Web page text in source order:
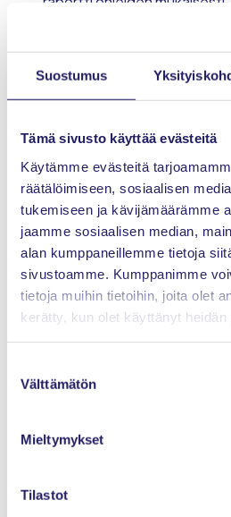
Suostumus
Tämä sivusto käyttää evästeitä
Käytämme evästeitä
räätälöimiseen, sosiaalisen
tukemiseen ja kävijämäärämme
jaamme sosiaalisen median,
alan kumppaneillemme tietoja
sivustoamme. Kumppanimme
tietoja muihin tietoihin, joita olet
kerätty, kun olet käyttänyt heidän
valinta
Välttämätön
Mieltymykset
Tilastot
raporttisi on hyväksytty,
kokeeseen ja
referenssitoimeksiantosi
alkuperäisiä asiakirjoja.
mahdollista uusia kerran.
Lopullinen arviointi –
tehdään lopullinen arviointi,
jälkeen sinulle myönnetään
sertifikaatti ja voit käyttää
ammattinimikettä
Ohjelma- tai
Project/Programme/
Certified Senior Agile Leader
voimassaolo ja